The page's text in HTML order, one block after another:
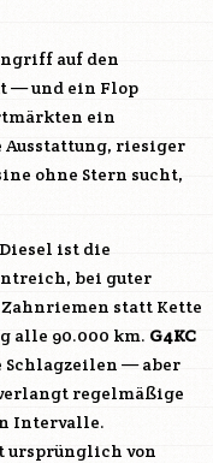
auf den
— und ein Flop
ein
Ausstattung, riesiger
ohne Stern sucht,
Diesel ist die
bei guter
statt Kette
alle 90.000 km. G4KC
Schlagzeilen — aber
regelmäßige
Intervalle.
ursprünglich von